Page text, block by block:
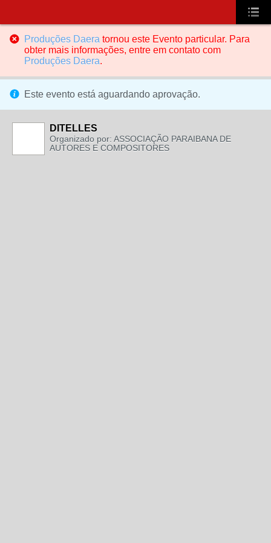
Produções Daera tornou este Evento particular. Para
obter mais informações, entre em contato com
Produções Daera.
Este evento está aguardando aprovação.
DITELLES
Organizado por: ASSOCIAÇÃO PARAIBANA DE
AUTORES E COMPOSITORES